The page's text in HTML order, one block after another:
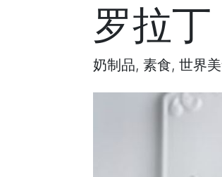
罗拉
奶制品, 素食, 世界